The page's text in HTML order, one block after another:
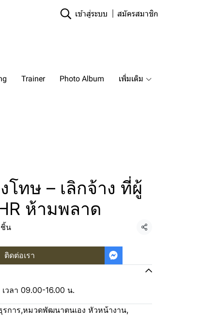
เข้าสู่ระบบ สมัครสมาชิก
Trainer Photo Album เพิ่มเติม
โทษ – เลิกจ้าง ที่ผู้
ห้ามพลาด
น แชร์
ติดต่อเรา
วลา 09.00-16.00 น.
รการ,หมวดพัฒนาตนเอง หัวหน้างาน,